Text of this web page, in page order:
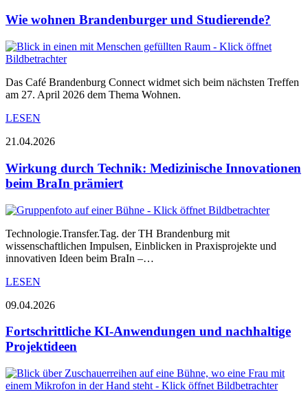
Wie wohnen Brandenburger und Studierende?
Das Café Brandenburg Connect widmet sich beim nächsten Treffen
am 27. April 2026 dem Thema Wohnen.
LESEN
21.04.2026
Wirkung durch Technik: Medizinische Innovationen
beim BraIn prämiert
Technologie.Transfer.Tag. der TH Brandenburg mit
wissenschaftlichen Impulsen, Einblicken in Praxisprojekte und
innovativen Ideen beim BraIn –…
LESEN
09.04.2026
Fortschrittliche KI-Anwendungen und nachhaltige
Projektideen